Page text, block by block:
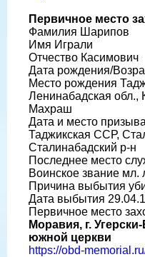
Первичное место
Фамилия Шарипов
Имя Играли
Отчество Касимович
Дата рождения/
Место рождения
Ленинабадская обл.,
Махраш
Дата и место
Таджикская ССР,
Сталинабадский р-н
Последнее место
Воинское звание мл.
Причина выбытия
Дата выбытия
Первичное место
Моравия, г.
южной церкви
https://obd-